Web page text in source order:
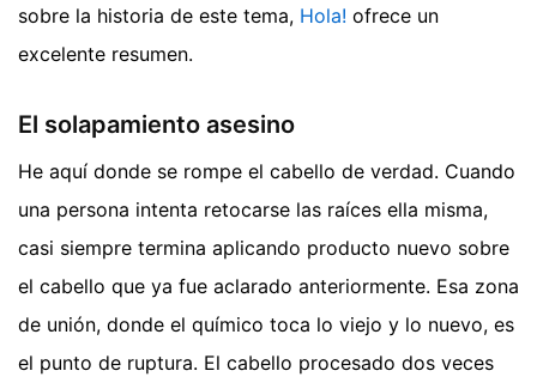
sobre la historia de este tema, Hola! ofrece un
excelente resumen.
El solapamiento asesino
He aquí donde se rompe el cabello de verdad. Cuando
una persona intenta retocarse las raíces ella misma,
casi siempre termina aplicando producto nuevo sobre
el cabello que ya fue aclarado anteriormente. Esa zona
de unión, donde el químico toca lo viejo y lo nuevo, es
el punto de ruptura. El cabello procesado dos veces